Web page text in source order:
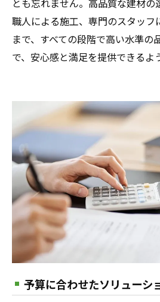
とも忘れません。高品質な建材
職人による施工、専門のスタッフ
まで、すべての段階で高い水準の
で、安心感と満足を提供できるよ
予算に合わせたソリューシ